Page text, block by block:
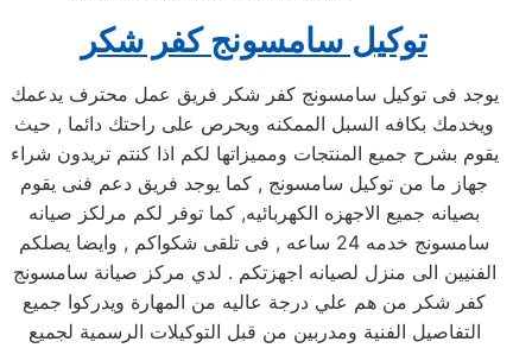
توكيل سامسونج كفر شكر
يوجد فى توكيل سامسونج كفر شكر فريق عمل محترف يدعمك
ويخدمك بكافه السبل الممكنه ويحرص على راحتك دائما , حيث
يقوم بشرح جميع المنتجات ومميزاتها لكم اذا كنتم تريدون شراء
جهاز ما من توكيل سامسونج , كما يوجد فريق دعم فنى يقوم
بصيانه جميع الاجهزه الكهربائيه, كما توفر لكم مرلكز صيانه
سامسونج خدمه 24 ساعه , فى تلقى شكواكم , وايضا يصلكم
الفنيين الى منزل لصيانه اجهزتكم . لدي مركز صيانة سامسونج
كفر شكر من هم علي درجة عاليه من المهارة ويدركوا جميع
التفاصيل الفنية ومدربين من قبل التوكيلات الرسمية لجميع